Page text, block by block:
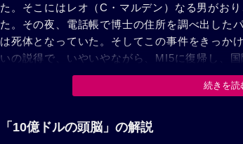
た。そこにはレオ（C・マルデン）なる男がお
た。その夜、電話帳で博士の住所を調べ出した
は死体となっていた。そしてこの事件をきっか
いの説得で、いやいやながら、MI5に復帰し、
ることになった。この組織の主謀者はミドウィ
てを投じて、共産思想を地上から駆逐しようと
エト秘密諜報部員ストックと協力し、神出鬼没
続きを読
「10億ドルの頭脳」の解説